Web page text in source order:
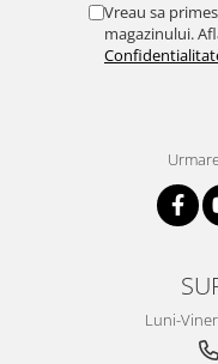
Vreau sa
magazinului.
Luni-